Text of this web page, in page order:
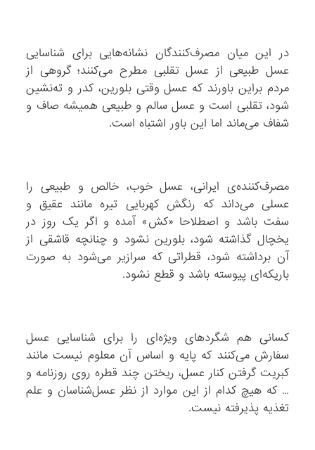
در این میان مصرف‌کنندگان نشانه‌هایی برای شناسایی
عسل طبیعی از عسل تقلبی مطرح می‌کنند؛ گروهی از
مردم براین باورند که عسل وقتی بلورین، کدر و ته‌نشین
شود، تقلبی است و عسل سالم و طبیعی همیشه صاف و
شفاف می‌ماند اما این باور اشتباه است.
مصرف‌کننده‌ی ایرانی، عسل خوب، خالص و طبیعی را
عسلی می‌داند که رنگش کهربایی تیره مانند عقیق و
سفت باشد و اصطلاحا «کش» آمده و اگر یک روز در
یخچال گذاشته شود، بلورین نشود و چنانچه قاشقی از
آن برداشته شود، قطراتی که سرازیر می‌شود به صورت
باریکه‌ای پیوسته باشد و قطع نشود.
کسانی هم شگرد‌های ویژه‌ای را برای شناسایی عسل
سفارش می‌کنند که پایه و اساس آن معلوم نیست مانند
کبریت گرفتن کنار عسل، ریختن چند قطره روی روزنامه و
… که هیچ کدام از این موارد از نظر عسل‌شناسان و علم
تغذیه پذیرفته نیست.